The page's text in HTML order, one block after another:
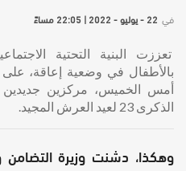
في 22 - يوليو - 2022 | 22:05 مساءً
تعززت البنية التحتية
بالأطفال في وضعية إعاقة، على
أمس الخميس، مركزين جديدين
الذكرى 23 لعيد العرش المجيد.
وهكذا، دشنت وزيرة التضامن